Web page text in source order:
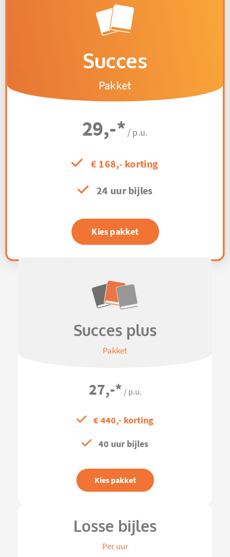
Succes
Pakket
29,-* / p.u.
€ 168,- korting
24 uur bijles
Kies pakket
Succes plus
Pakket
27,-* / p.u.
€ 440,- korting
40 uur bijles
Kies pakket
Losse bijles
Per uur